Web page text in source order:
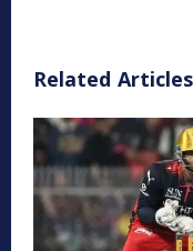
Related Articles